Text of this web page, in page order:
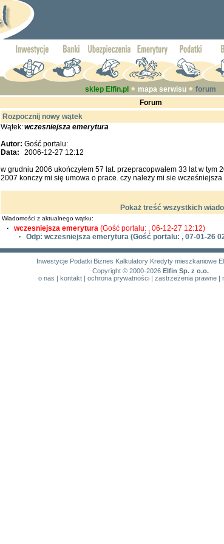
sklep Elfin.pl mapa serwisu
forum
Forum
Rozpocznij nowy wątek
Wątek:wczesniejsza emerytura
Autor: Gość portalu:
Data:
2006-12-27 12:12
w grudniu 2006 ukończyłem 57 lat. przepracopwałem 33 lat w tym
2007 konczy mi się umowa o prace. czy należy mi sie wcześniejsza
Pokaż treść wszystkich
Wiadomości z aktualnego wątku:
· wczesniejsza emerytura (Gość portalu: , 06-12-27 12:12)
·
Odp: wczesniejsza emerytura (Gość portalu: , 07-01-26
Inwestycje Podatki Biznes Kalkulatory Kredyty mieszkaniowe
Copyright © 2000-2026 Elfin Sp. z o.o.
o nas | kontakt| ochrona prywatności| zastrzeżenia prawne|